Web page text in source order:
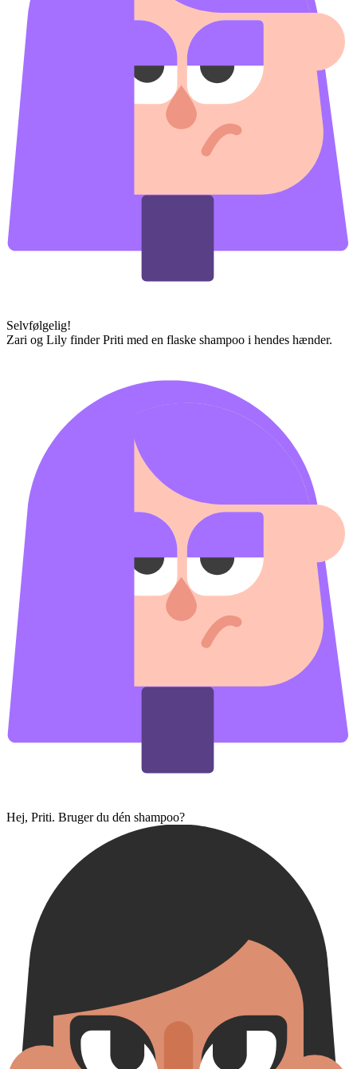
Selvfølgelig!
Zari og Lily finder Priti med en flaske shampoo i hendes hænder.
Hej, Priti. Bruger du dén shampoo?